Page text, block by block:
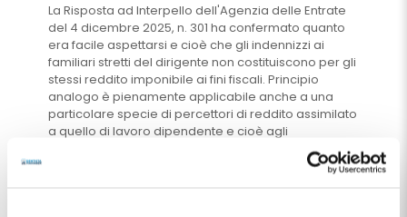
La Risposta ad Interpello dell'Agenzia delle Entrate
del 4 dicembre 2025, n. 301 ha confermato quanto
era facile aspettarsi e cioè che gli indennizzi ai
familiari stretti del dirigente non costituiscono per gli
stessi reddito imponibile ai fini fiscali. Principio
analogo è pienamente applicabile anche a una
particolare specie di percettori di reddito assimilato
a quello di lavoro dipendente e cioè agli
amministratori di società. Nel nostro ambito, tale
importante informazione può essere molto utile a